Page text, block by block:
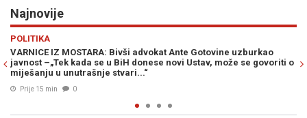
Najnovije
o
REGIJA
UPOZORIO NA "VELIKU OPASNOST": Meteorolog Zoran Vakula
najavio promjenu vremena u regiji...
Prije 39 min